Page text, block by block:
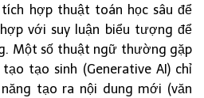
hợp thuật toán học sâu để
với suy luận biểu tượng để
Một số thuật ngữ thường gặp
tạo sinh (Generative AI) chỉ
tạo ra nội dung mới (văn